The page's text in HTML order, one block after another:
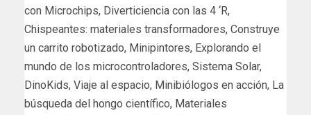
con Microchips, Diverticiencia con las 4 ‘R,
Chispeantes: materiales transformadores, Construye
un carrito robotizado, Minipintores, Explorando el
mundo de los microcontroladores, Sistema Solar,
DinoKids, Viaje al espacio, Minibiólogos en acción, La
búsqueda del hongo científico, Materiales